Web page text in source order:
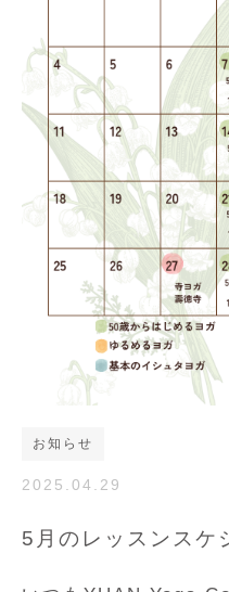
お知らせ
2025.04.29
5月のレッスンスケ